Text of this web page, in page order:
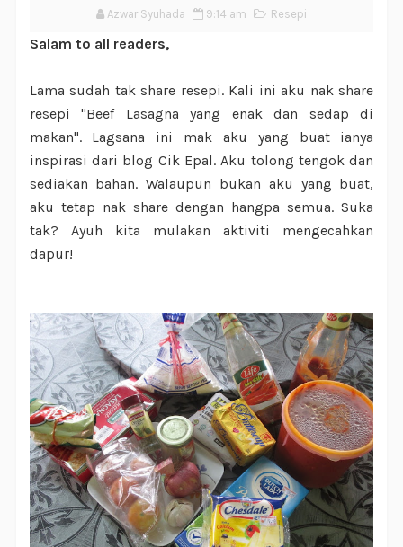
Azwar Syuhada 9:14 am Resepi
Salam to all readers,
Lama sudah tak share resepi. Kali ini aku nak share
resepi "Beef Lasagna yang enak dan sedap di
makan". Lagsana ini mak aku yang buat ianya
inspirasi dari blog Cik Epal. Aku tolong tengok dan
sediakan bahan. Walaupun bukan aku yang buat,
aku tetap nak share dengan hangpa semua. Suka
tak? Ayuh kita mulakan aktiviti mengecahkan
dapur!